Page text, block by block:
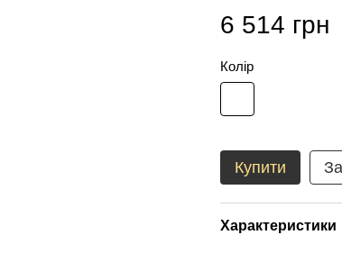
6 514 грн
Колір
Купити
Характеристики